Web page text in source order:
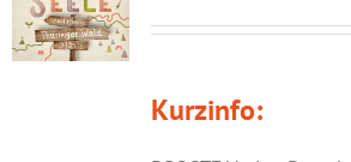
Kurzinfo: